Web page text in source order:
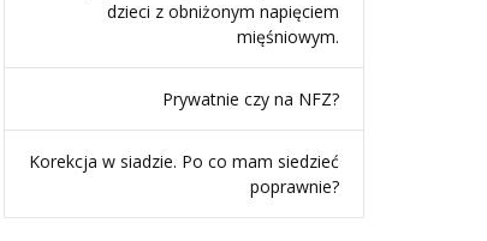
dzieci z obniżonym napięciem
mięśniowym.
Prywatnie czy na NFZ?
Korekcja w siadzie. Po co mam siedzieć
poprawnie?